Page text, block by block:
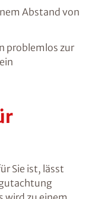
Abstand von
problemlos zur
Sie ist, lässt